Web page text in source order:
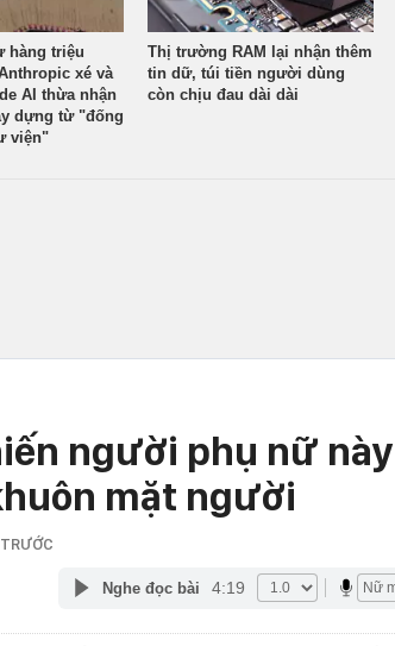
hàng triệu
xé và
AI thừa nhận
dựng từ "đống
viện"
Thị trường RAM lại nhận thêm
tin dữ, túi tiền người dùng
còn chịu đau dài dài
người phụ nữ
mặt người
Nghe đọc bài 4:19